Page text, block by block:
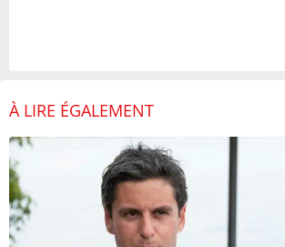
À LIRE ÉGALEMENT